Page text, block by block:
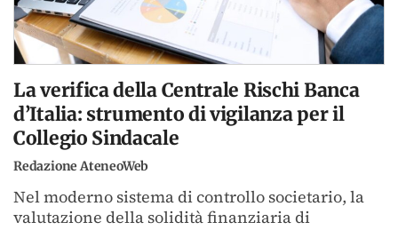
La verifica della Centrale Rischi Banca
d’Italia: strumento di vigilanza per il
Collegio Sindacale
Redazione AteneoWeb
Nel moderno sistema di controllo societario, la
valutazione della solidità finanziaria di